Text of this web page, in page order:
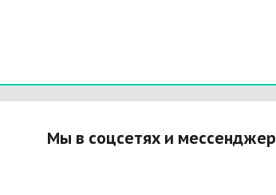
Мы в соцсетях и